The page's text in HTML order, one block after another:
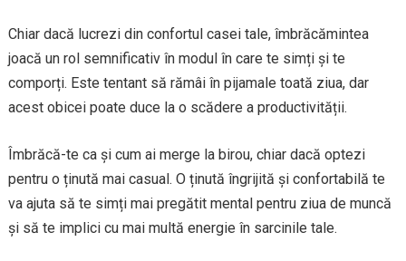
Chiar dacă lucrezi din confortul casei tale, îmbrăcămintea
joacă un rol semnificativ în modul în care te simți și te
comporți. Este tentant să rămâi în pijamale toată ziua, dar
acest obicei poate duce la o scădere a productivității.
Îmbrăcă-te ca și cum ai merge la birou, chiar dacă optezi
pentru o ținută mai casual. O ținută îngrijită și confortabilă te
va ajuta să te simți mai pregătit mental pentru ziua de muncă
și să te implici cu mai multă energie în sarcinile tale.